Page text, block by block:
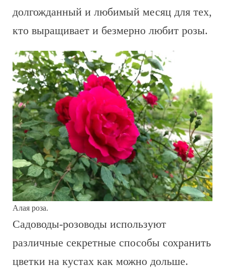
долгожданный и любимый месяц для тех,
кто выращивает и безмерно любит розы.
Алая роза.
Садоводы-розоводы используют
различные секретные способы сохранить
цветки на кустах как можно дольше.